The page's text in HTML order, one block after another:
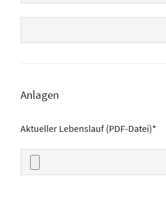
Anlagen
Aktueller Lebenslauf (PDF-Datei)*
Aktueller Lebenslauf (PDF-Datei)*